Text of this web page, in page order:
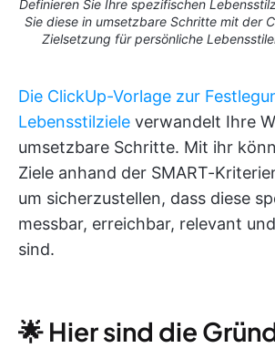
Definieren Sie Ihre spezifischen
Sie diese in umsetzbare Schritte mit der
Zielsetzung für persönliche
Die ClickUp-Vorlage zur
Lebensstilziele verwandelt Ihre
umsetzbare Schritte. Mit ihr
Ziele anhand der SMART-
um sicherzustellen, dass diese
messbar, erreichbar, relevant
sind.
🌟 Hier sind die